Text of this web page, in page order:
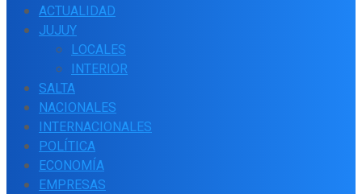
ACTUALIDAD
JUJUY
LOCALES
INTERIOR
SALTA
NACIONALES
INTERNACIONALES
POLÍTICA
ECONOMÍA
EMPRESAS